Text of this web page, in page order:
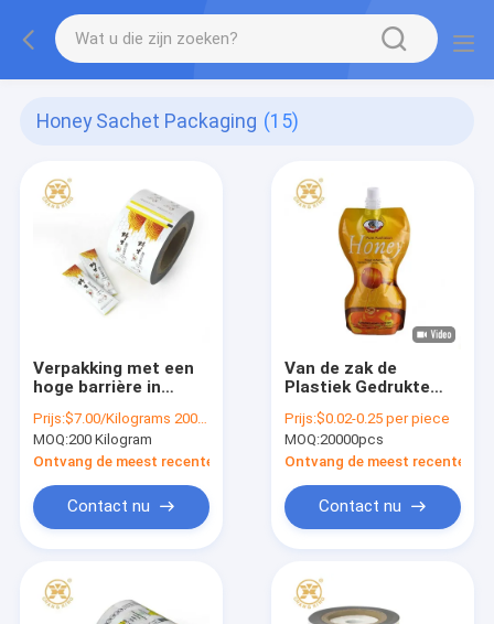
Honey Sachet Packaging (15)
Verpakking met een
hoge barrière in
Prijs:$7.00/Kilograms 200-999 Kilograms
MOQ:200 Kilogram
Ontvang de meest recente Prijs
Contact nu
Van de zak de
Plastiek Gedrukte
Verpakkende
Vloeistoffen van
honingsspuiten van
de het Sappuree
verpakkende zak met
GLB
Prijs:$0.02-0.25 per piece
MOQ:20000pcs
Ontvang de meest recente
Contact nu